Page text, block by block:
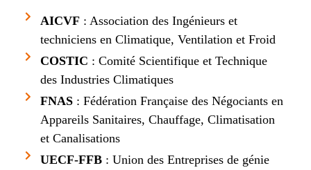
AICVF : Association des Ingénieurs et
techniciens en Climatique, Ventilation et Froid
COSTIC : Comité Scientifique et Technique
des Industries Climatiques
FNAS : Fédération Française des Négociants en
Appareils Sanitaires, Chauffage, Climatisation
et Canalisations
UECF-FFB : Union des Entreprises de génie